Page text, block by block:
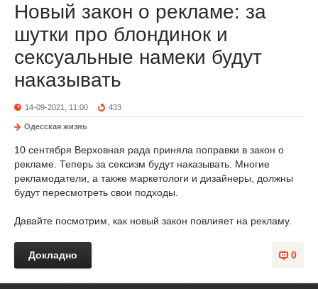
Новый закон о рекламе: за
шутки про блондинок и
сексуальные намеки будут
наказывать
14-09-2021, 11:00 433
Одесская жизнь
10 сентября Верховная рада приняла поправки в закон о
рекламе. Теперь за сексизм будут наказывать. Многие
рекламодатели, а также маркетологи и дизайнеры, должны
будут пересмотреть свои подходы.
Давайте посмотрим, как новый закон повлияет на рекламу.
0
Докладно